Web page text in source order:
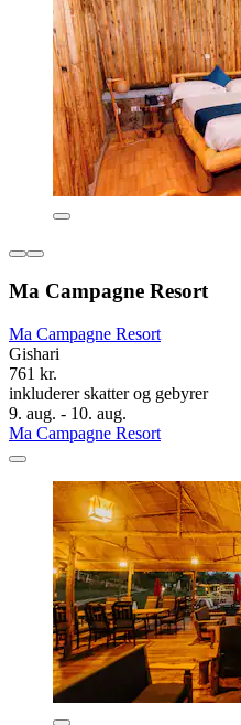
Ma Campagne Resort
Ma Campagne Resort
Gishari
761 kr.
inkluderer skatter og gebyrer
9. aug. - 10. aug.
Ma Campagne Resort